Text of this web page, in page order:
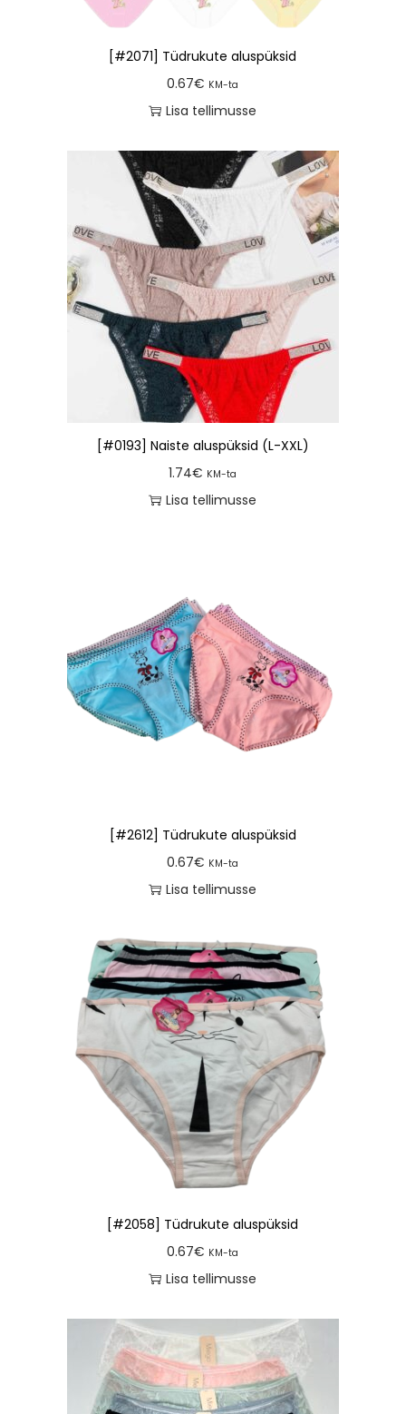
[#2071] Tüdrukute aluspüksid
0.67€ KM-ta
Lisa tellimusse
[#0193] Naiste aluspüksid (L-XXL)
1.74€ KM-ta
Lisa tellimusse
[#2612] Tüdrukute aluspüksid
0.67€ KM-ta
Lisa tellimusse
[#2058] Tüdrukute aluspüksid
0.67€ KM-ta
Lisa tellimusse